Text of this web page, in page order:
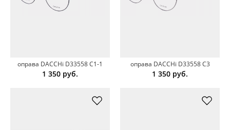
оправа DACCHi D33558 C1-1
1 350 руб.
оправа DACCHi D33558 C3
1 350 руб.